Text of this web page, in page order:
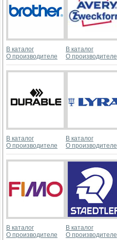
В каталог
О производителе
В каталог
О производителе
В каталог
О производителе
В каталог
О производителе
В каталог
О производителе
В каталог
О производителе